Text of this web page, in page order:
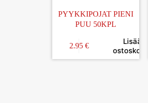
PYYKKIPOJAT PIENI
PUU 50KPL
2.95 €
Lisää
ostoskoriin